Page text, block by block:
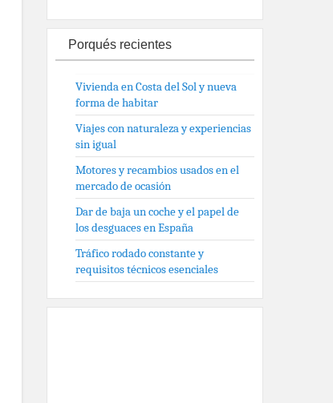
Porqués recientes
Vivienda en Costa del Sol y nueva
forma de habitar
Viajes con naturaleza y experiencias
sin igual
Motores y recambios usados en el
mercado de ocasión
Dar de baja un coche y el papel de
los desguaces en España
Tráfico rodado constante y
requisitos técnicos esenciales